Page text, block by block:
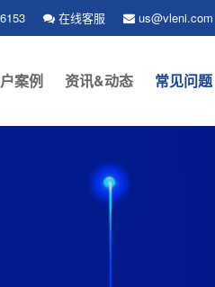
us@vleni.com
在线客服
案例 资讯&动态 常见问题